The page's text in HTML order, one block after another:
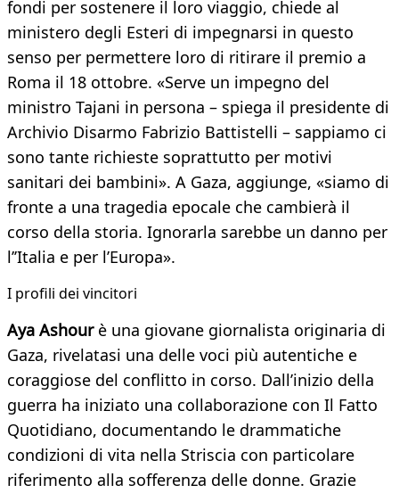
fondi per sostenere il loro viaggio, chiede al
ministero degli Esteri di impegnarsi in questo
senso per permettere loro di ritirare il premio a
Roma il 18 ottobre. «Serve un impegno del
ministro Tajani in persona – spiega il presidente di
Archivio Disarmo Fabrizio Battistelli – sappiamo ci
sono tante richieste soprattutto per motivi
sanitari dei bambini». A Gaza, aggiunge, «siamo di
fronte a una tragedia epocale che cambierà il
corso della storia. Ignorarla sarebbe un danno per
l’’Italia e per l’Europa».
I profili dei vincitori
Aya Ashourè una giovane giornalista originaria di
Gaza, rivelatasi una delle voci più autentiche e
coraggiose del conflitto in corso. Dall’inizio della
guerra ha iniziato una collaborazione con Il Fatto
Quotidiano, documentando le drammatiche
condizioni di vita nella Striscia con particolare
riferimento alla sofferenza delle donne. Grazie